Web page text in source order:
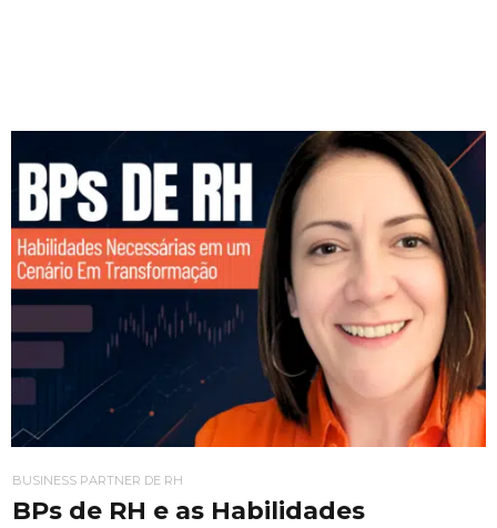
BUSINESS PARTNER DE RH
BPs de RH e as Habilidades